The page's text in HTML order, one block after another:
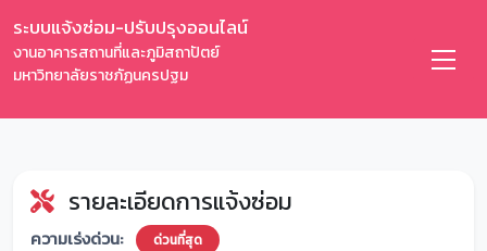
ระบบแจ้งซ่อม-ปรับปรุงออนไลน์
งานอาคารสถานที่และภูมิสถาปัตย์
มหาวิทยาลัยราชภัฏนครปฐม
รายละเอียดการแจ้งซ่อม
ความเร่งด่วน: ด่วนที่สุด